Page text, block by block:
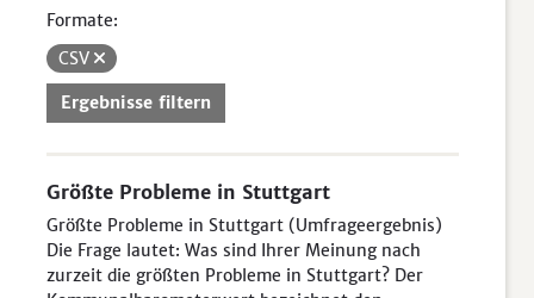
Formate:
CSV
Ergebnisse filtern
Größte Probleme in Stuttgart
Größte Probleme in Stuttgart (Umfrageergebnis)
Die Frage lautet: Was sind Ihrer Meinung nach
zurzeit die größten Probleme in Stuttgart? Der